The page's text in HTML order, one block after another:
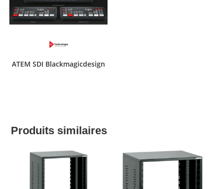
ATEM SDI Blackmagicdesign
Produits similaires